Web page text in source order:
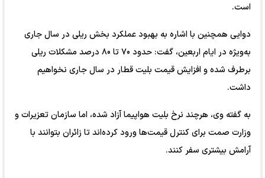
است.
دوایی همچنین با اشاره به بهبود عملکرد بخش ریلی در سال جاری
به‌ویژه در ایام اربعین، گفت: حدود ۷۰ تا ۸۰ درصد مشکلات ریلی
برطرف شده و افزایش قیمت بلیت قطار در سال جاری نخواهیم
داشت.
به گفته وی، هرچند نرخ بلیت هواپیما آزاد شده، اما سازمان تعزیرات و
وزارت صمت برای کنترل قیمت‌ها ورود کرده‌اند تا زائران بتوانند با
آرامش بیشتری سفر کنند.